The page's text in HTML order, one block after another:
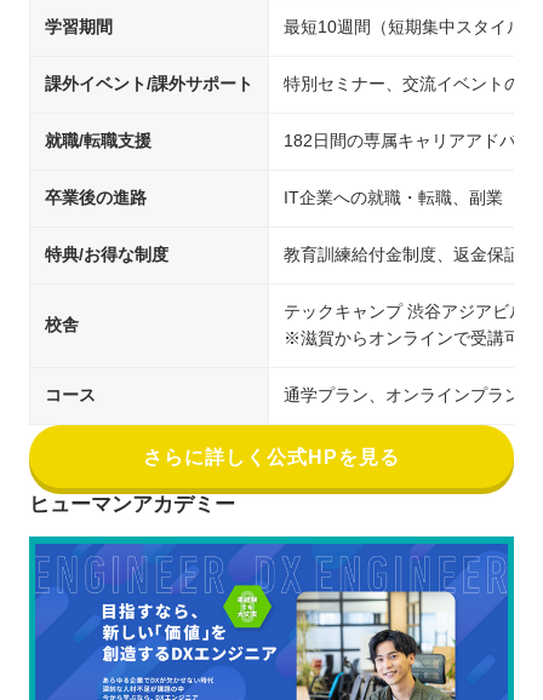
学習期間 最短10週間（短期集中スタイル
課外イベント/課外サポート 特別セミナー、交流イベントの開
就職/転職支援 182日間の専属キャリアアドバイ
卒業後の進路 IT企業への就職・転職、副業
特典/お得な制度 教育訓練給付金制度、返金保証
校舎
テックキャンプ 渋谷アジアビル校
※滋賀からオンラインで受講可能
コース 通学プラン、オンラインプラン
さらに詳しく公式HPを見る
ヒューマンアカデミー